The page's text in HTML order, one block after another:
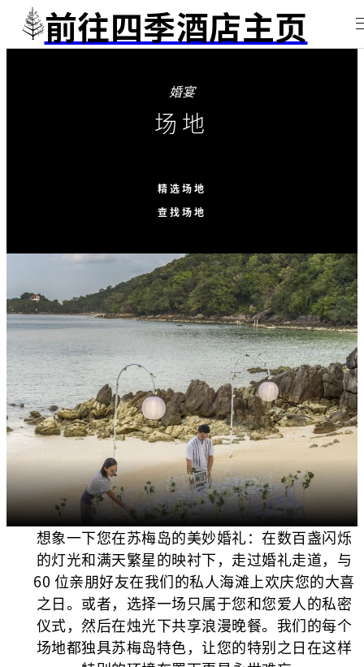
前往四季酒店主页
婚宴
场地
精选场地
查找场地
想象一下您在苏梅岛的美妙婚礼：在数百盏闪烁
的灯光和满天繁星的映衬下，走过婚礼走道，与
60 位亲朋好友在我们的私人海滩上欢庆您的大喜
之日。或者，选择一场只属于您和您爱人的私密
仪式，然后在烛光下共享浪漫晚餐。我们的每个
场地都独具苏梅岛特色，让您的特别之日在这样